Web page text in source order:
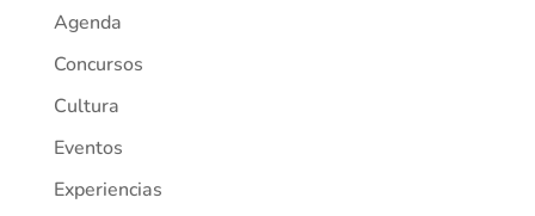
Agenda
Concursos
Cultura
Eventos
Experiencias